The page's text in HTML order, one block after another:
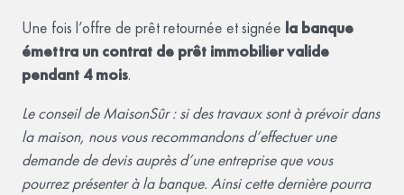
Une fois l’offre de prêt retournée et signée la banque
émettra un contrat de prêt immobilier valide
pendant 4 mois.
Le conseil de MaisonSûr : si des travaux sont à prévoir dans
la maison, nous vous recommandons d’effectuer une
demande de devis auprès d’une entreprise que vous
pourrez présenter à la banque. Ainsi cette dernière pourra